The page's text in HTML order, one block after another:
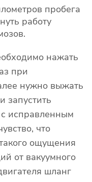
пробега
работу
нажать
при
нужно выжать
запустить
исправленным
что
ощущения
от вакуумного
шланг